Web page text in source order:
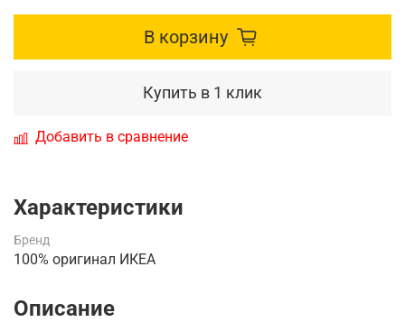
В корзину
Купить в 1 клик
Добавить в сравнение
Характеристики
Бренд
100% оригинал ИКЕА
Описание